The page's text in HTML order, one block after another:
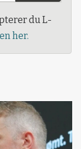
du L-
her.